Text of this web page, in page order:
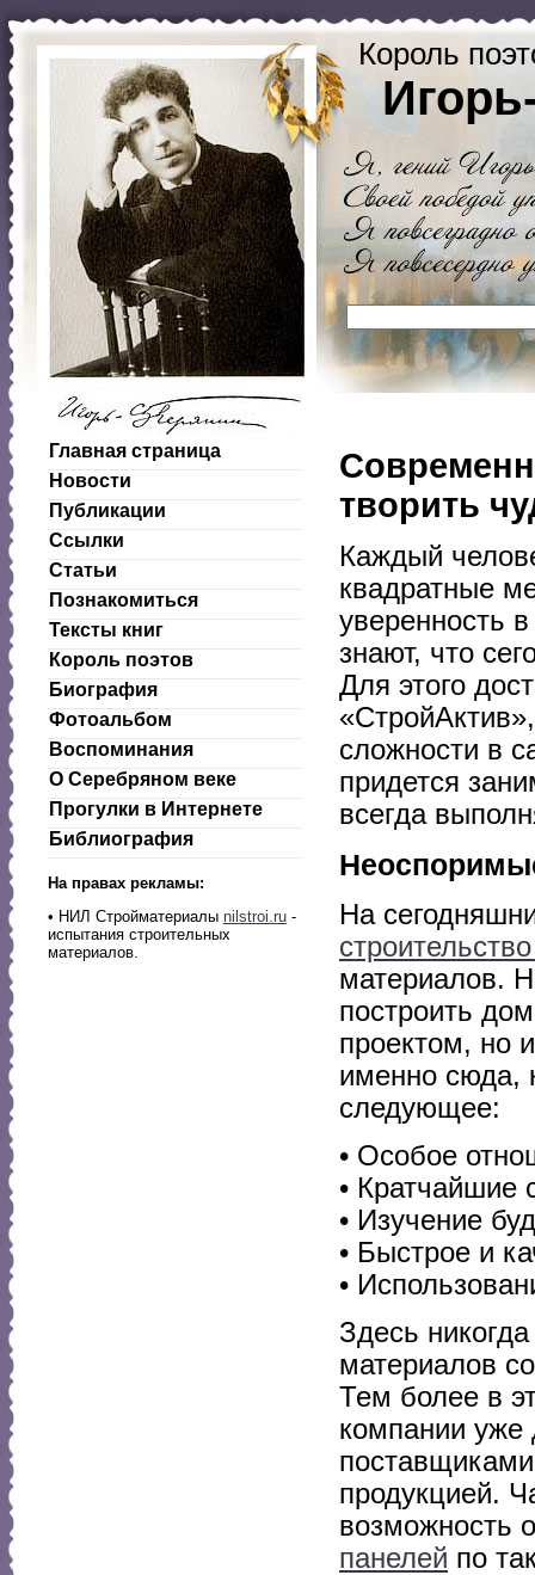
Король
Главная страница
Новости
Публикации
Ссылки
Статьи
Познакомиться
Тексты книг
Король поэтов
Биография
Фотоальбом
Воспоминания
О Серебряном веке
Прогулки в Интернете
Библиография
На правах рекламы:
• НИЛ Стройматериалы nilstroi.ru -
испытания строительных
материалов.
творить
Каждый
квадратные
уверенность
знают, что
Для этого
сложности в
придется
всегда
На
материалов.
построить
проектом, но
именно сюда,
следующее:
• Особое
• Кратчайшие
• Изучение
• Быстрое и
•
Здесь
материалов
Тем более в
компании уже
продукцией.
возможность
панелей по